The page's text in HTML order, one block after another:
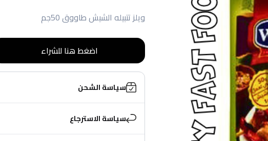
ويلز تتبيله الشيش طاووق 50جم
اضغط هنا للشراء
سياسة الشحن
سياسة الاسترجاع